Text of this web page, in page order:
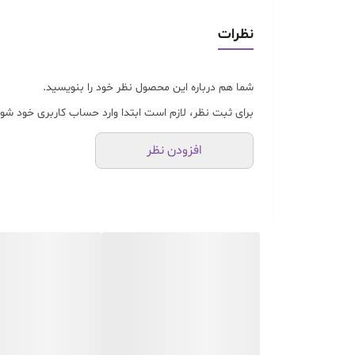
نظرات
شما هم درباره این محصول نظر خود را بنویسید.
برای ثبت نظر، لازم است ابتدا وارد حساب کاربری خود
افزودن نظر